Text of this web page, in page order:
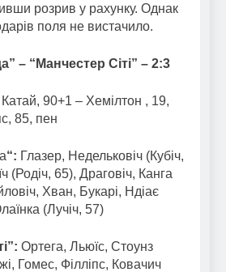
розрив у рахунку. Однак
поля не вистачило.
– “Манчестер Сіті” – 2:3
90+1 – Хемілтон , 19,
85, пен
“: Глазер, Недельковіч (Кубіч,
(Родіч, 65), Драговіч, Канга
Хван, Букарі, Ндіає
(Лучіч, 57)
Ортега, Льюїс, Стоунз
Гомес, Філліпс, Ковачич